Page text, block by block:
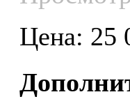
Цена: 25